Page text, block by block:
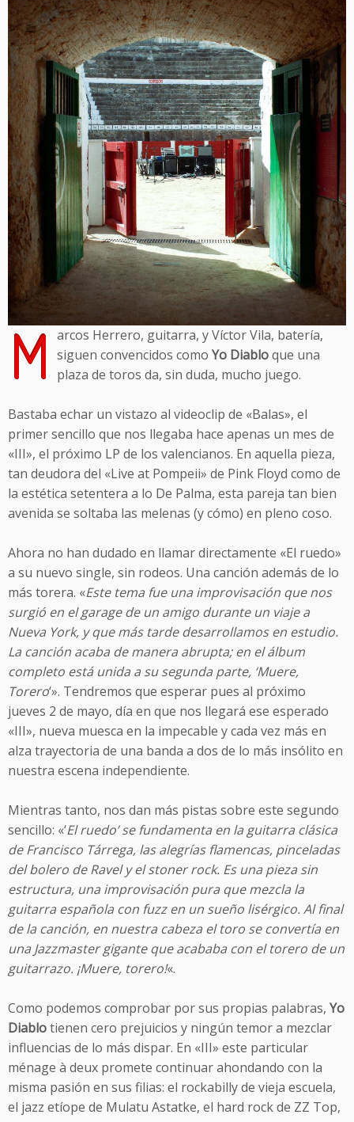
M
arcos Herrero, guitarra, y Víctor Vila, batería,
siguen convencidos como Yo Diabloque una
plaza de toros da, sin duda, mucho juego.
Bastaba echar un vistazo al videoclip de «Balas», el
primer sencillo que nos llegaba hace apenas un mes de
«III», el próximo LP de los valencianos. En aquella pieza,
tan deudora del «Live at Pompeii» de Pink Floyd como de
la estética setentera a lo De Palma, esta pareja tan bien
avenida se soltaba las melenas (y cómo) en pleno coso.
Ahora no han dudado en llamar directamente «El ruedo»
a su nuevo single, sin rodeos. Una canción además de lo
más torera. «Este tema fue una improvisación que nos
surgió en el garage de un amigo durante un viaje a
Nueva York, y que más tarde desarrollamos en estudio.
La canción acaba de manera abrupta; en el álbum
completo está unida a su segunda parte, ‘Muere,
Torero‘». Tendremos que esperar pues al próximo
jueves 2 de mayo, día en que nos llegará ese esperado
«III», nueva muesca en la impecable y cada vez más en
alza trayectoria de una banda a dos de lo más insólito en
nuestra escena independiente.
Mientras tanto, nos dan más pistas sobre este segundo
sencillo: «‘El ruedo’ se fundamenta en la guitarra clásica
de Francisco Tárrega, las alegrías flamencas, pinceladas
del bolero de Ravel y el stoner rock. Es una pieza sin
estructura, una improvisación pura que mezcla la
guitarra española con fuzz en un sueño lisérgico. Al final
de la canción, en nuestra cabeza el toro se convertía en
una Jazzmaster gigante que acababa con el torero de un
guitarrazo. ¡Muere, torero!«.
Como podemos comprobar por sus propias palabras, Yo
Diablotienen cero prejuicios y ningún temor a mezclar
influencias de lo más dispar. En «III» este particular
ménage à deux promete continuar ahondando con la
misma pasión en sus filias: el rockabilly de vieja escuela,
el jazz etíope de Mulatu Astatke, el hard rock de ZZ Top,